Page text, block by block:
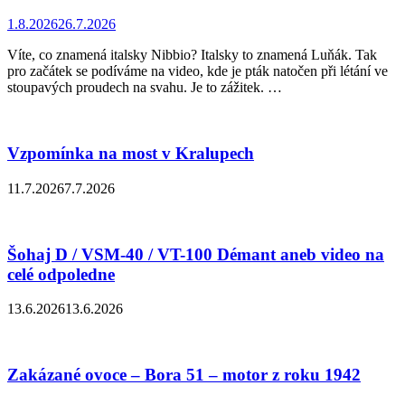
1.8.202626.7.2026
Víte, co znamená italsky Nibbio? Italsky to znamená Luňák. Tak
pro začátek se podíváme na video, kde je pták natočen při létání ve
stoupavých proudech na svahu. Je to zážitek. …
Vzpomínka na most v Kralupech
11.7.20267.7.2026
Šohaj D / VSM-40 / VT-100 Démant aneb video na
celé odpoledne
13.6.202613.6.2026
Zakázané ovoce – Bora 51 – motor z roku 1942